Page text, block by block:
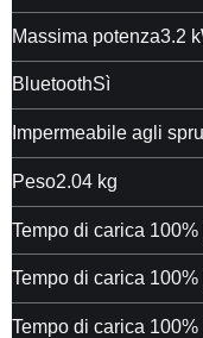
Massima potenza3.2
BluetoothSì
Impermeabile agli
Peso2.04 kg
Tempo di carica
Tempo di carica
Tempo di carica